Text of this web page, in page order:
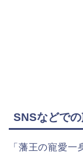
SNSなどで
「藩王の寵愛